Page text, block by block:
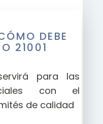
DEBE
21001
para las
con el
de calidad